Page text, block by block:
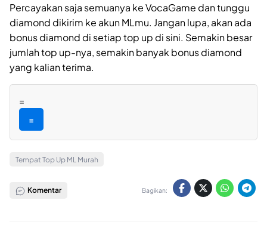
Percayakan saja semuanya ke VocaGame dan tunggu
diamond dikirim ke akun MLmu. Jangan lupa, akan ada
bonus diamond di setiap top up di sini. Semakin besar
jumlah top up-nya, semakin banyak bonus diamond
yang kalian terima.
=
=
Tempat Top Up ML Murah
Komentar Bagikan: